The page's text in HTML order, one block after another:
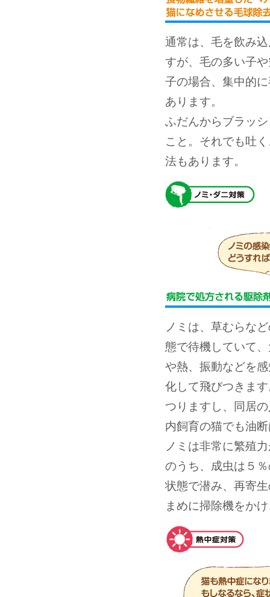
通常は、毛を飲み
すが、毛の多い子
子の場合、集中的
あります。
ふだんからブラッ
こと。それでも吐
法もあります。
ノミは、草むらな
態で待機していて
や熱、振動などを
化して飛びつきま
つりますし、同居
内飼育の猫でも油
ノミは非常に繁殖
のうち、成虫は５
状態で潜み、再寄
まめに掃除機をか